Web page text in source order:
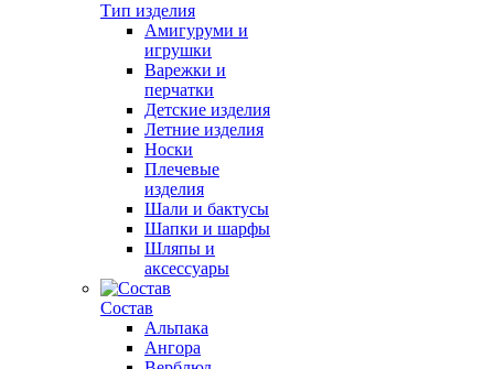
Тип изделия
Амигуруми и
игрушки
Варежки и
перчатки
Детские изделия
Летние изделия
Носки
Плечевые
изделия
Шали и бактусы
Шапки и шарфы
Шляпы и
аксессуары
Состав
Альпака
Ангора